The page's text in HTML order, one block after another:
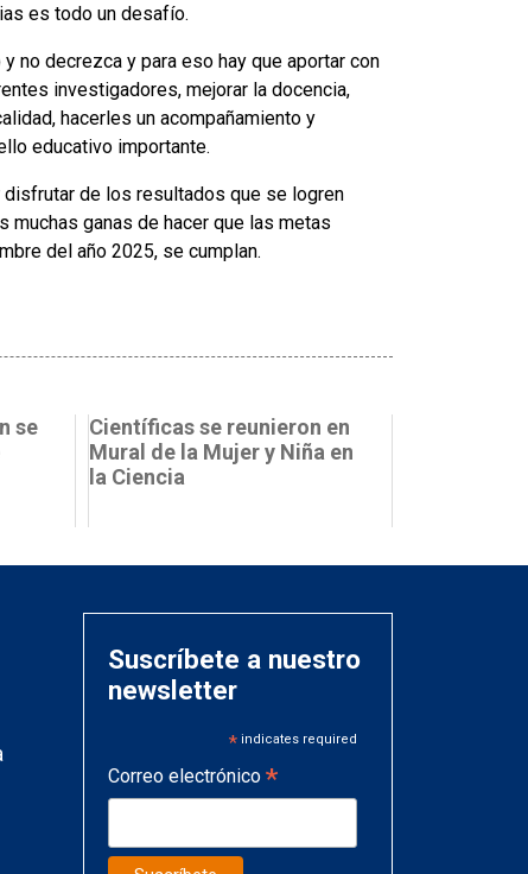
es todo un desafío.
no decrezca y para eso hay que aportar con
investigadores, mejorar la docencia,
hacerles un acompañamiento y
educativo importante.
de los resultados que se logren
ganas de hacer que las metas
del año 2025, se cumplan.
se
Científicas se reunieron en
Mural de la Mujer y Niña en
la Ciencia
Suscríbete a nuestro
newsletter
* indicates required
Correo electrónico *